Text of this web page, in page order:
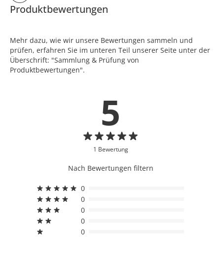
Produktbewertungen
Mehr dazu, wie wir unsere Bewertungen sammeln und
prüfen, erfahren Sie im unteren Teil unserer Seite unter der
Überschrift: "Sammlung & Prüfung von
Produktbewertungen".
5
1 Bewertung
Nach Bewertungen filtern
0
0
0
0
0